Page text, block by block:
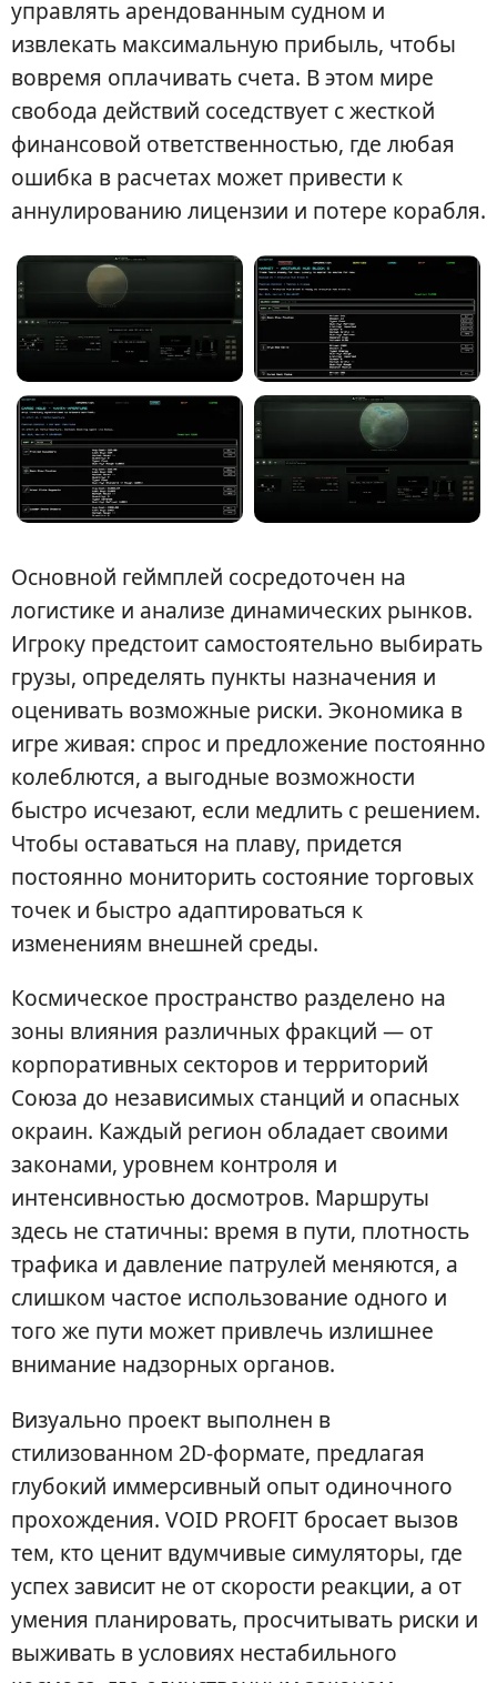
управлять арендованным судном и
извлекать максимальную прибыль, чтобы
вовремя оплачивать счета. В этом мире
свобода действий соседствует с жесткой
финансовой ответственностью, где любая
ошибка в расчетах может привести к
аннулированию лицензии и потере корабля.
Основной геймплей сосредоточен на
логистике и анализе динамических рынков.
Игроку предстоит самостоятельно выбирать
грузы, определять пункты назначения и
оценивать возможные риски. Экономика в
игре живая: спрос и предложение постоянно
колеблются, а выгодные возможности
быстро исчезают, если медлить с решением.
Чтобы оставаться на плаву, придется
постоянно мониторить состояние торговых
точек и быстро адаптироваться к
изменениям внешней среды.
Космическое пространство разделено на
зоны влияния различных фракций — от
корпоративных секторов и территорий
Союза до независимых станций и опасных
окраин. Каждый регион обладает своими
законами, уровнем контроля и
интенсивностью досмотров. Маршруты
здесь не статичны: время в пути, плотность
трафика и давление патрулей меняются, а
слишком частое использование одного и
того же пути может привлечь излишнее
внимание надзорных органов.
Визуально проект выполнен в
стилизованном 2D-формате, предлагая
глубокий иммерсивный опыт одиночного
прохождения. VOID PROFIT бросает вызов
тем, кто ценит вдумчивые симуляторы, где
успех зависит не от скорости реакции, а от
умения планировать, просчитывать риски и
выживать в условиях нестабильного